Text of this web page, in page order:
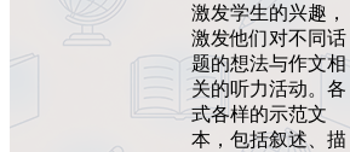
激发学生的兴趣，
激发他们对不同话
题的想法与作文相
关的听力活动。各
式各样的示范文
本，包括叙述、描